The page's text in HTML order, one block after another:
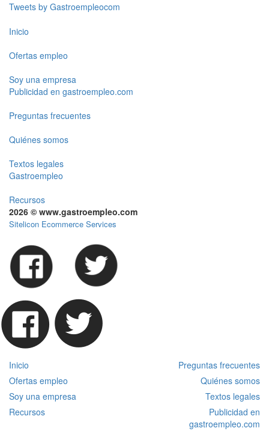
Tweets by Gastroempleocom
Inicio
Ofertas empleo
Soy una empresa
Publicidad en gastroempleo.com
Preguntas frecuentes
Quiénes somos
Textos legales
Gastroempleo
Recursos
2026 © www.gastroempleo.com
Sitelicon Ecommerce Services
Inicio
Preguntas frecuentes
Ofertas empleo
Quiénes somos
Soy una empresa
Textos legales
Recursos
Publicidad en
gastroempleo.com